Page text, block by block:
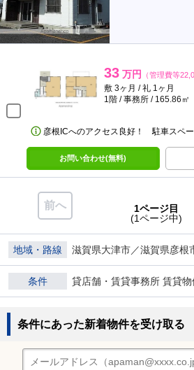
33 万円 （管理費等
敷 3ヶ月 / 礼 1ヶ月
1階 / 事務所 / 165.86㎡
彦根ICへのアクセス良好！ 駐車スペー
お問い合わせ(無料)
前へ
1ページ目
(1ページ中)
地域・路線
条件 貸店舗・賃貸事務所 賃貸
条件にあった新着物件を受け取る